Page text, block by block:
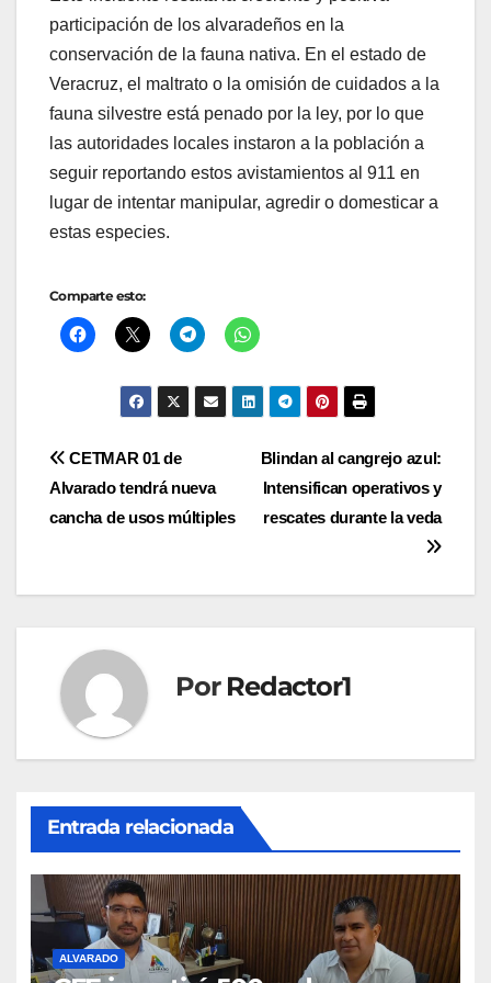
participación de los alvaradeños en la
conservación de la fauna nativa. En el estado de
Veracruz, el maltrato o la omisión de cuidados a la
fauna silvestre está penado por la ley, por lo que
las autoridades locales instaron a la población a
seguir reportando estos avistamientos al 911 en
lugar de intentar manipular, agredir o domesticar a
estas especies.
Comparte esto:
Navegación
de
Blindan al cangrejo azul:
Intensifican operativos y
rescates durante la veda
CETMAR 01 de
Alvarado tendrá nueva
cancha de usos múltiples
Por Redactor1
Entrada relacionada
ALVARADO